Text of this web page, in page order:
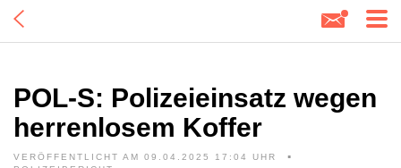
POL-S: Polizeieinsatz wegen
herrenlosem Koffer
VERÖFFENTLICHT AM 09.04.2025 17:04 UHR